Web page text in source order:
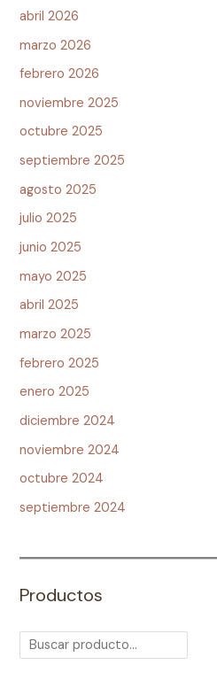
abril 2026
marzo 2026
febrero 2026
noviembre 2025
octubre 2025
septiembre 2025
agosto 2025
julio 2025
junio 2025
mayo 2025
abril 2025
marzo 2025
febrero 2025
enero 2025
diciembre 2024
noviembre 2024
octubre 2024
septiembre 2024
Productos